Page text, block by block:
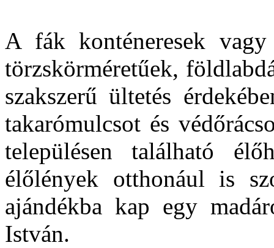
A fák konténeresek
törzskörméretűek,
szakszerű ültetés
takarómulcsot és
településen található
élőlények otthonául is
ajándékba kap egy
István.